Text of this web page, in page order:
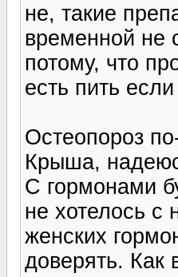
не, такие
временной не
потому, что
есть пить
Остеопороз
Крыша,
С гормонами
не хотелось с
женских
доверять. Как